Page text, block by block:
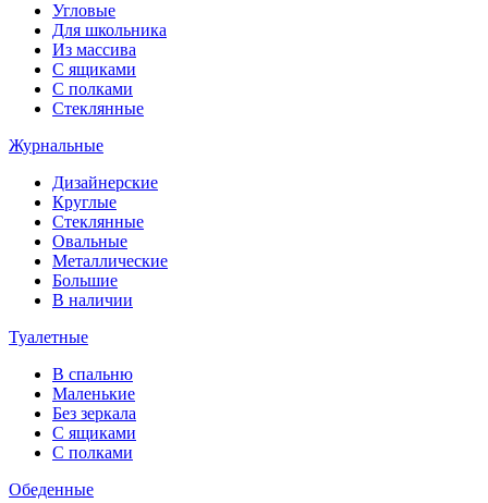
Угловые
Для школьника
Из массива
С ящиками
С полками
Стеклянные
Журнальные
Дизайнерские
Круглые
Стеклянные
Овальные
Металлические
Большие
В наличии
Туалетные
В спальню
Маленькие
Без зеркала
С ящиками
С полками
Обеденные